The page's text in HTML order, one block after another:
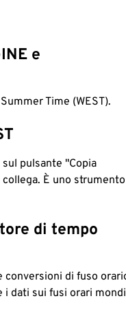
e
Time (WEST).
pulsante "Copia
È uno strumento
di tempo
conversioni di fuso
i dati sui fusi orari